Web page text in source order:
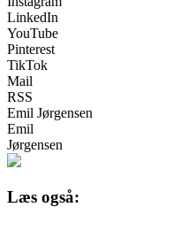
LinkedIn
YouTube
Pinterest
TikTok
Mail
RSS
Emil Jørgensen
Emil
Jørgensen
Læs også: